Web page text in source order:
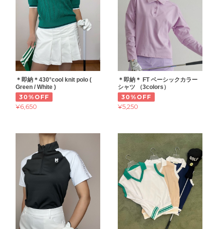
＊即納＊430°cool knit polo (
Green / White )
30%OFF
¥6,650
＊即納＊ FT ベーシックカラー
シャツ （3colors）
30%OFF
¥5,250